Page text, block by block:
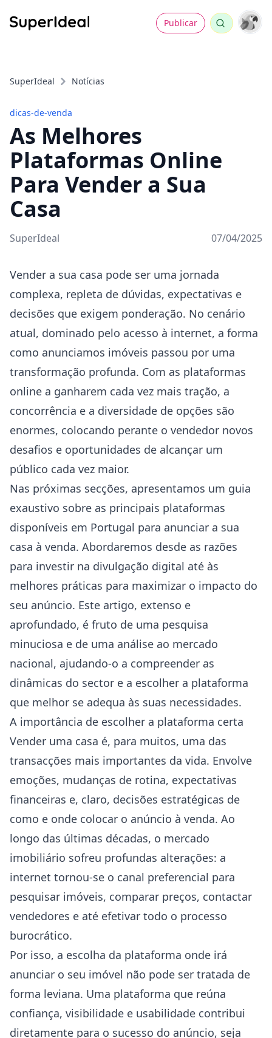
Publicar
SuperIdeal Notícias
dicas-de-venda
As Melhores
Plataformas Online
Para Vender a Sua
Casa
SuperIdeal 07/04/2025
Vender a sua casa pode ser uma jornada
complexa, repleta de dúvidas, expectativas e
decisões que exigem ponderação. No cenário
atual, dominado pelo acesso à internet, a forma
como anunciamos imóveis passou por uma
transformação profunda. Com as plataformas
online a ganharem cada vez mais tração, a
concorrência e a diversidade de opções são
enormes, colocando perante o vendedor novos
desafios e oportunidades de alcançar um
público cada vez maior.
Nas próximas secções, apresentamos um guia
exaustivo sobre as principais plataformas
disponíveis em Portugal para anunciar a sua
casa à venda. Abordaremos desde as razões
para investir na divulgação digital até às
melhores práticas para maximizar o impacto do
seu anúncio. Este artigo, extenso e
aprofundado, é fruto de uma pesquisa
minuciosa e de uma análise ao mercado
nacional, ajudando-o a compreender as
dinâmicas do sector e a escolher a plataforma
que melhor se adequa às suas necessidades.
A importância de escolher a plataforma certa
Vender uma casa é, para muitos, uma das
transacções mais importantes da vida. Envolve
emoções, mudanças de rotina, expectativas
financeiras e, claro, decisões estratégicas de
como e onde colocar o anúncio à venda. Ao
longo das últimas décadas, o mercado
imobiliário sofreu profundas alterações: a
internet tornou-se o canal preferencial para
pesquisar imóveis, comparar preços, contactar
vendedores e até efetivar todo o processo
burocrático.
Por isso, a escolha da plataforma onde irá
anunciar o seu imóvel não pode ser tratada de
forma leviana. Uma plataforma que reúna
confiança, visibilidade e usabilidade contribui
diretamente para o sucesso do anúncio, seja